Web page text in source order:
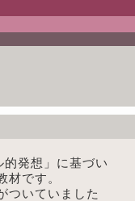
発想」に基づい
材です。
ついていました